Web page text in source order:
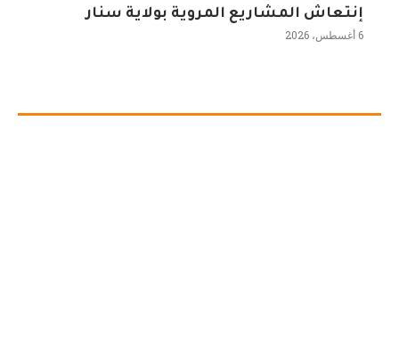
إنتعاش المشاريع المروية بولاية سنار
6 أغسطس، 2026